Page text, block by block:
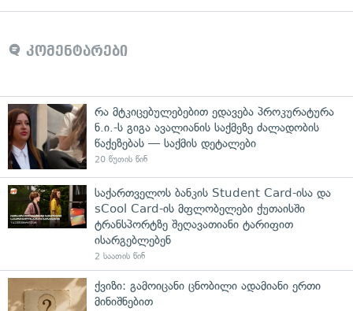
კომენტარები
რა მტკიცებულებებით ედავება პროკურატურა
ნ.ი.-ს გიგა ავალიანის საქმეზე ძალადობის
წაქეზებას — საქმის დეტალები
20 წუთის წინ
საქართველოს ბანკის Student Card-ისა და
sCool Card-ის მფლობელები ქუთაისში
ტრანსპორტზე შეღავათიანი ტარიფით
ისარგებლებენ
2 საათის წინ
ქვიზი: გამოიცანი ცნობილი ადამიანი ერთი
მინიშნებით